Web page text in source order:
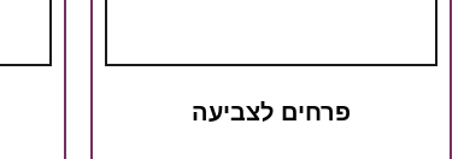
פרחים לצביעה